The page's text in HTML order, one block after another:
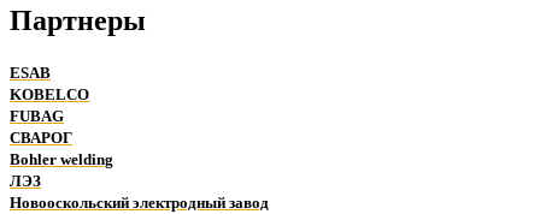
Партнеры
ESAB
KOBELCO
FUBAG
СВАРОГ
Bohler welding
ЛЭЗ
Новооскольский электродный завод